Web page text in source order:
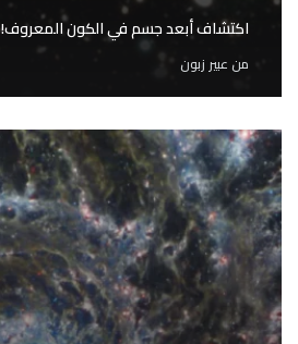
اكتشاف أبعد جسم في الكون المعروف!
من عبير زبون